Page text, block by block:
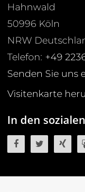
Hahnwald
50996 Köln
NRW
Telefon: +49
Senden Sie uns
Visitenkarte
In den
OpenCms